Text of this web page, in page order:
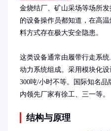
金烧结厂、矿山采场等场所
的设备操作员都知道，在高
料方式存在极大安全隐患。
这类设备通常由履带行走系
动力系统组成。采用模块化
300吨/小时不等。国际知名
内领先厂家有徐工、三一等。
结构与原理